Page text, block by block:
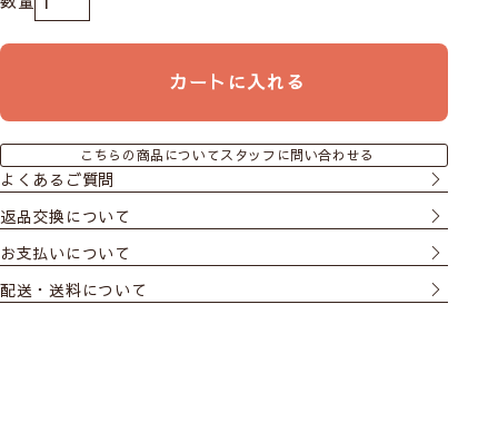
カートに入れる
こちらの商品についてスタッフに問い合わせる
よくあるご質問
返品交換について
お支払いについて
配送・送料について